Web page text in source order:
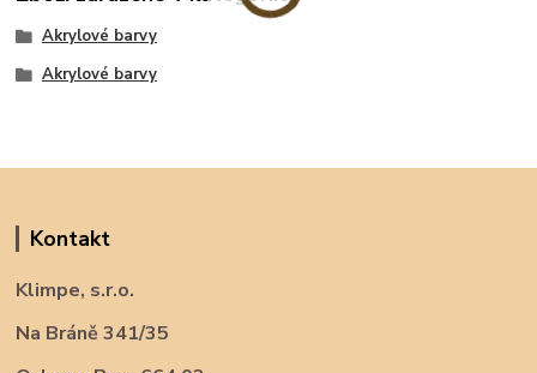
Akrylové barvy
Akrylové barvy
Kontakt
Klimpe, s.r.o.
Na Bráně 341/35